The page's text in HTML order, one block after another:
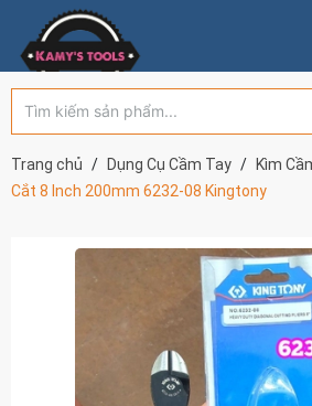
Trang chủ Dụng Cụ Cầm Tay Kìm
Cắt 8 Inch 200mm 6232-08 Kingtony